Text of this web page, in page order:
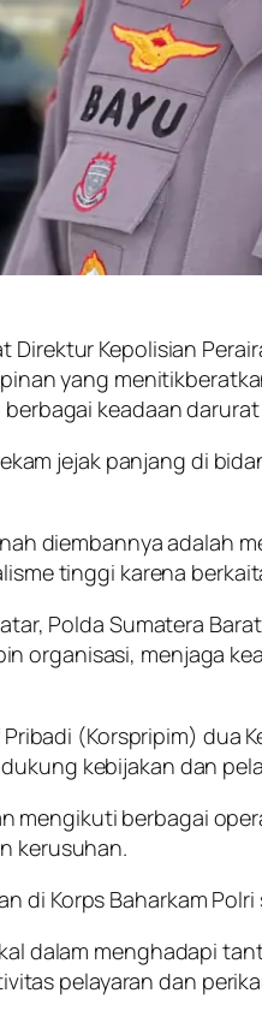
Direktur Kepolisian
yang
keadaan
jejak panjang di
diembannya adalah
tinggi karena
Polda Sumatera Barat
organisasi, menjaga
(Korspripim) dua
kebijakan dan
mengikuti berbagai
kerusuhan.
di Korps Baharkam
dalam menghadapi
pelayaran dan